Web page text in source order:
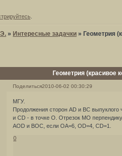
.
»Интересные задачки »Геометрия
Геометрия (красивое
Поделиться2010-06-02 00:30:29
МГУ.
Продолжения сторон AD и BC
и CD - в точке О. Отрезок МО
AOD и BOC, если ОА=6, OD=4, CD=1.
0